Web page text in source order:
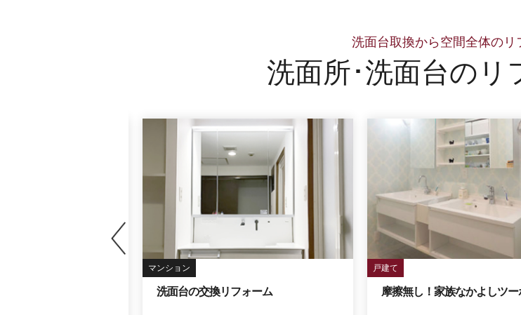
洗面台取換から空間全体のリ
洗面所･洗面台の リ
マンション
洗面台の交換リフォーム
戸建て
摩擦無し！家族なかよしツー